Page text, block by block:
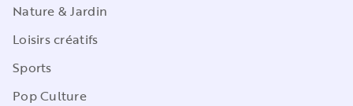
Nature & Jardin
Loisirs créatifs
Sports
Pop Culture